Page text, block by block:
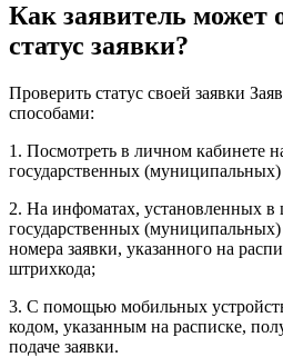
Как заявитель может
статус заявки?
Проверить статус своей заявки
способами:
1. Посмотреть в личном кабинете
государственных (муниципальных)
2. На инфоматах, установленных в
государственных (муниципальных)
номера заявки, указанного на
штрихкода;
3. С помощью мобильных
кодом, указанным на расписке,
подаче заявки.